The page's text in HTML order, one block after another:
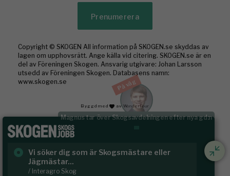
Johan vikar för Emma i norr
Vi söker dig som är Skogsmästare eller
Jägmästar...
/ Interagro Skog
Prenumerera
Copyright © SKOGEN All information på SKOGEN.se skyddas av
lagen om upphovsrätt. Ange källa vid citering. SKOGEN.se är en
del av Föreningen Skogen. Ansvarig utgivare: Johan Larsson
utsedd av Föreningen Skogen. Databasens namn:
www.skogen.se
Byggd med av WonderFour